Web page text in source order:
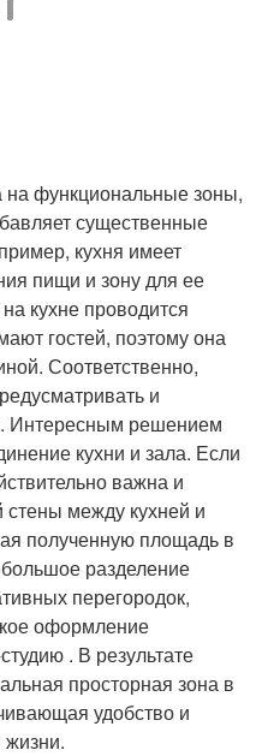
на функциональные зоны,
существенные
кухня имеет
пищи и зону для ее
кухне проводится
гостей, поэтому она
Соответственно,
и
Интересным решением
кухни и зала. Если
важна и
стены между кухней и
полученную площадь в
разделение
перегородок,
оформление
. В результате
просторная зона в
удобство и
жизни.